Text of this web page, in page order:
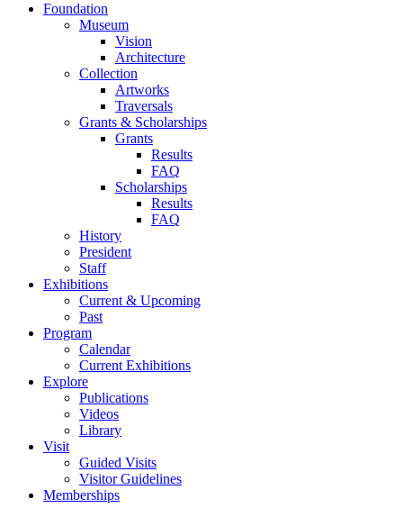
Foundation
Museum
Vision
Architecture
Collection
Artworks
Traversals
Grants & Scholarships
Grants
Results
FAQ
Scholarships
Results
FAQ
History
President
Staff
Exhibitions
Current & Upcoming
Past
Program
Calendar
Current Exhibitions
Explore
Publications
Videos
Library
Visit
Guided Visits
Visitor Guidelines
Memberships